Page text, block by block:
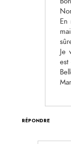
Je
RÉPONDRE